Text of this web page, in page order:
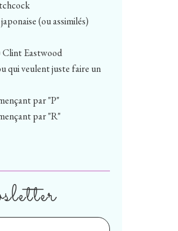
(ou assimilés)
Clint Eastwood
qui veulent juste faire un
par "P"
par "R"